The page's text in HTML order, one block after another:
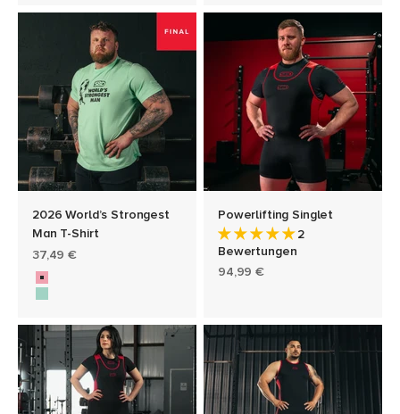
2026 World’s Strongest
Man T-Shirt
Angebot
37,49 €
Farbe
Heats (Peony)
Finals (Mint)
Powerlifting Singlet
2
Bewertungen
Angebot
94,99 €